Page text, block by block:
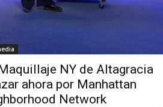
NY de Altagracia
ahora por Manhattan
Network